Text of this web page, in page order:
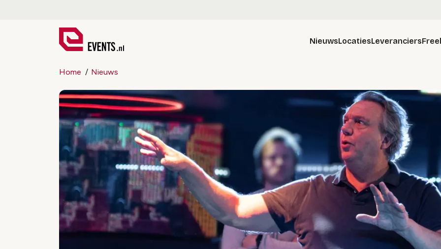
NieuwsLocatiesLeveranciers
Home Nieuws